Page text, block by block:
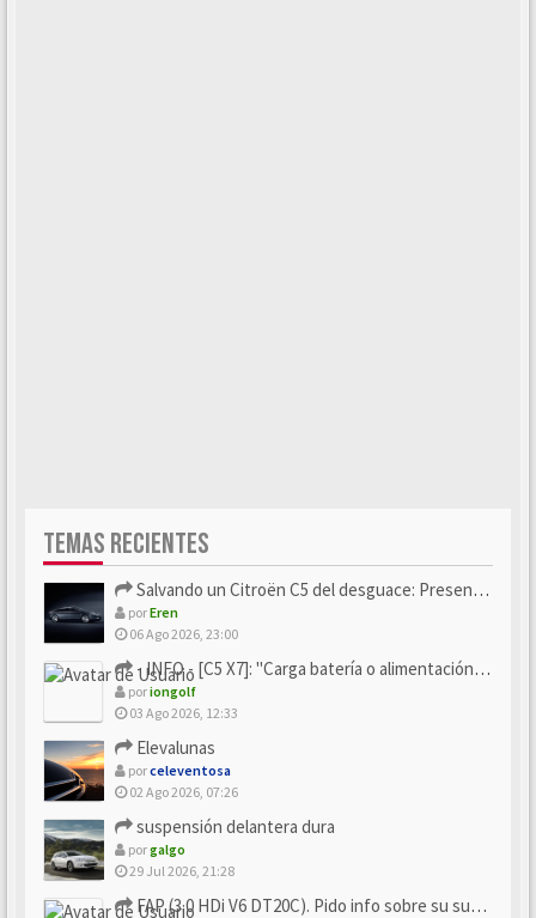
TEMAS RECIENTES
Salvando un Citroën C5 del desguace: Presentación y seguimiento
porEren
06 Ago 2026, 23:00
- INFO - [C5 X7]: "Carga batería o alimentación eléctri...
poriongolf
03 Ago 2026, 12:33
Elevalunas
porceleventosa
02 Ago 2026, 07:26
suspensión delantera dura
porgalgo
29 Jul 2026, 21:28
FAP (3.0 HDi V6 DT20C). Pido info sobre su sustitución